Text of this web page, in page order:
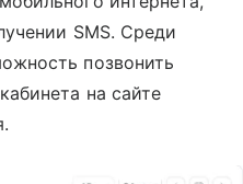
SMS. Среди
позвонить
на сайте